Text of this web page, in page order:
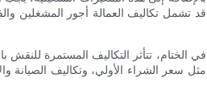
قد تشمل تكاليف العمالة أجور المشغلين
مثل سعر الشراء الأولي، وتكاليف الصيانة